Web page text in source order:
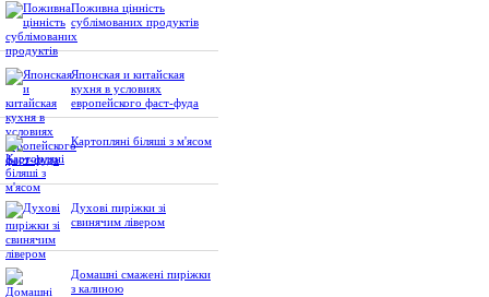
Поживна цінність
сублімованих продуктів
Японская и китайская
кухня в условиях
европейского фаст-фуда
Картопляні біляші з м'ясом
Духові пиріжки зі
свинячим лівером
Домашні смажені пиріжки
з калиною